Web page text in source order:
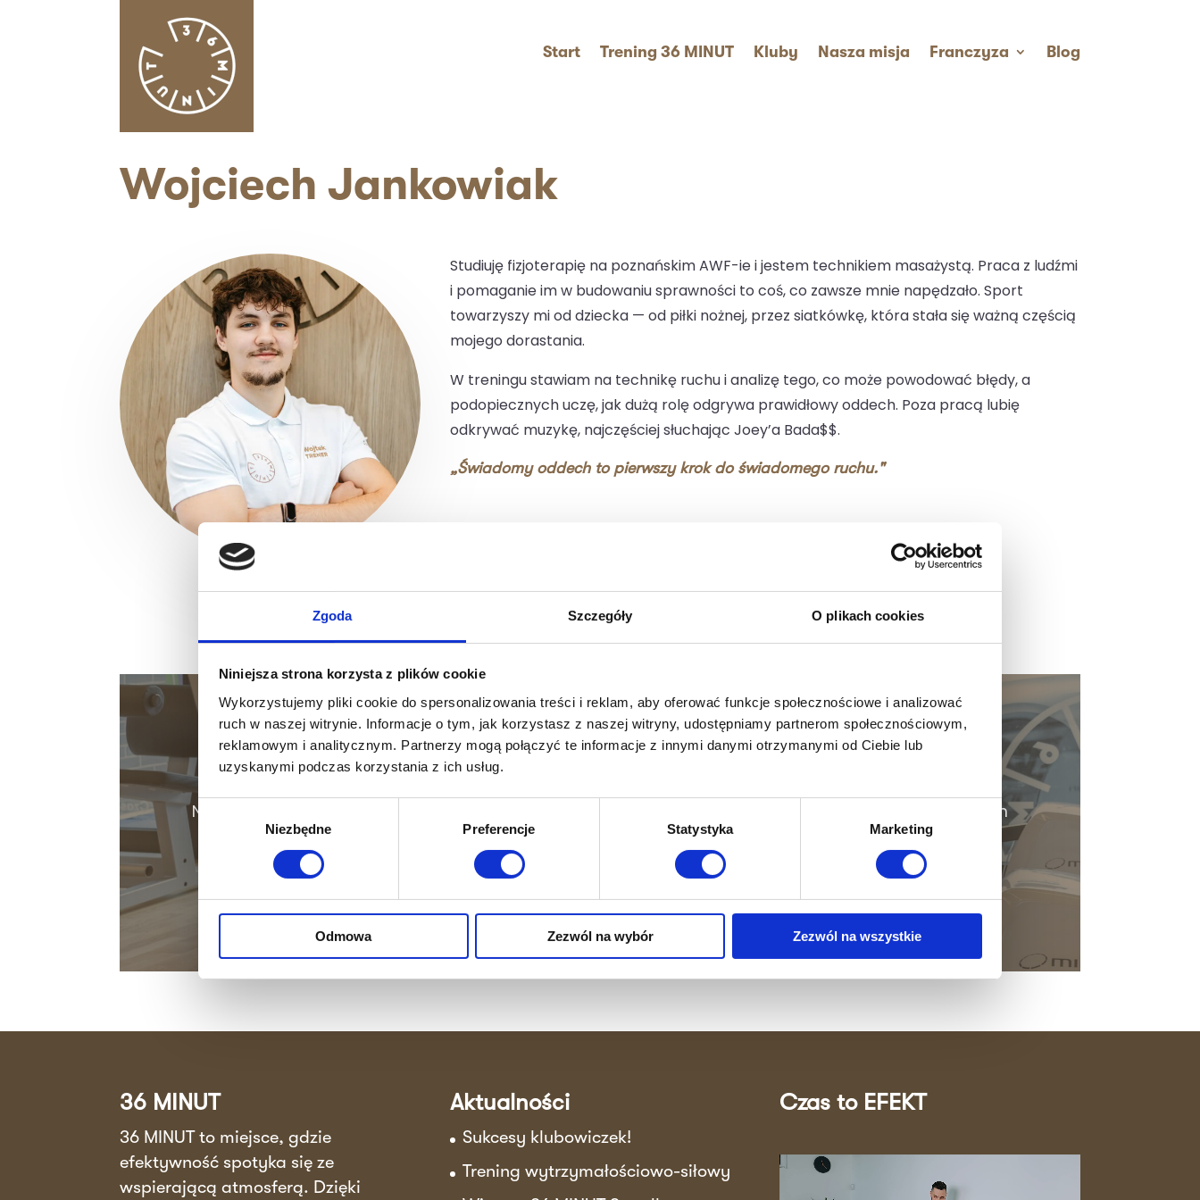
Zgoda Szczegóły O plikach cookies
Niniejsza strona korzysta z plików cookie
Wykorzystujemy pliki cookie do spersonalizowania treści i reklam, aby oferować funkcje społecznościowe i analizować
ruch w naszej witrynie. Informacje o tym, jak korzystasz z naszej witryny, udostępniamy partnerom społecznościowym,
reklamowym i analitycznym. Partnerzy mogą połączyć te informacje z innymi danymi otrzymanymi od Ciebie lub
uzyskanymi podczas korzystania z ich usług.
Wybór
Niezbędne Preferencje Statystyka Marketing
Odmowa Zezwól na wybór Zezwól na wszystkie
Start Trening 36 MINUT Kluby Nasza misja Franczyza Blog
Wojciech Jankowiak
Studiuję fizjoterapię na poznańskim AWF-ie i jestem technikiem masażystą. Praca z ludźmi
i pomaganie im w budowaniu sprawności to coś, co zawsze mnie napędzało. Sport
towarzyszy mi od dziecka — od piłki nożnej, przez siatkówkę, która stała się ważną częścią
mojego dorastania.
W treningu stawiam na technikę ruchu i analizę tego, co może powodować błędy, a
podopiecznych uczę, jak dużą rolę odgrywa prawidłowy oddech. Poza pracą lubię
odkrywać muzykę, najczęściej słuchając Joey’a Bada$$.
„Świadomy oddech to pierwszy krok do świadomego ruchu."
Darmowy trening wprowadzający
Nie czekaj dłużej! Skontaktuj się z nami już dziś i umów się na pierwszą sesję z naszym doświadczonym
trenerem. Czas to efekt!
36 MINUT
36 MINUT to miejsce, gdzie
efektywność spotyka się ze
wspierającą atmosferą. Dzięki
Aktualności
Sukcesy klubowiczek!
Trening wytrzymałościowo-siłowy
Czas to EFEKT